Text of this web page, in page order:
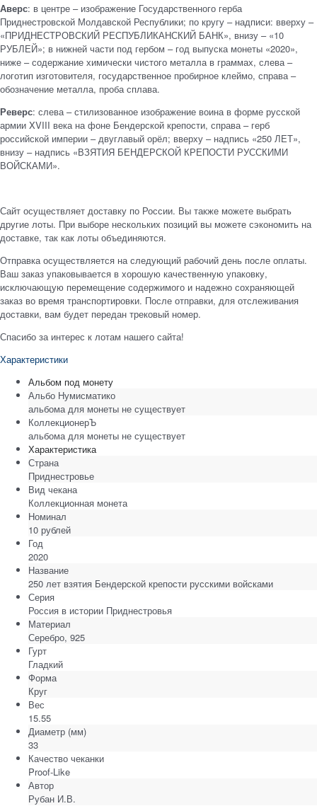
Аверс: в центре – изображение Государственного герба
Приднестровской Молдавской Республики; по кругу – надписи: вверху –
«ПРИДНЕСТРОВСКИЙ РЕСПУБЛИКАНСКИЙ БАНК», внизу – «10
РУБЛЕЙ»; в нижней части под гербом – год выпуска монеты «2020»,
ниже – содержание химически чистого металла в граммах, слева –
логотип изготовителя, государственное пробирное клеймо, справа –
обозначение металла, проба сплава.
Реверс: слева – стилизованное изображение воина в форме русской
армии XVIII века на фоне Бендерской крепости, справа – герб
российской империи – двуглавый орёл; вверху – надпись «250 ЛЕТ»,
внизу – надпись «ВЗЯТИЯ БЕНДЕРСКОЙ КРЕПОСТИ РУССКИМИ
ВОЙСКАМИ».
Сайт осуществляет доставку по России. Вы также можете выбрать
другие лоты. При выборе нескольких позиций вы можете сэкономить на
доставке, так как лоты объединяются.
Отправка осуществляется на следующий рабочий день после оплаты.
Ваш заказ упаковывается в хорошую качественную упаковку,
исключающую перемещение содержимого и надежно сохраняющей
заказ во время транспортировки. После отправки, для отслеживания
доставки, вам будет передан трековый номер.
Спасибо за интерес к лотам нашего сайта!
Характеристики
Альбом под монету
Альбо Нумисматико
альбома для монеты не существует
КоллекционерЪ
альбома для монеты не существует
Характеристика
Страна
Приднестровье
Вид чекана
Коллекционная монета
Номинал
10 рублей
Год
2020
Название
250 лет взятия Бендерской крепости русскими войсками
Серия
Россия в истории Приднестровья
Материал
Серебро, 925
Гурт
Гладкий
Форма
Круг
Вес
15.55
Диаметр (мм)
33
Качество чеканки
Proof-Like
Автор
Рубан И.В.